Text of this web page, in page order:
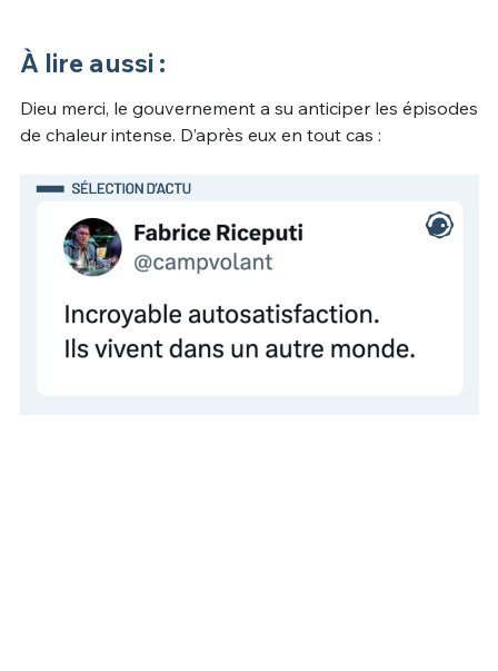
À lire aussi :
Dieu merci, le gouvernement a su anticiper les épisodes
de chaleur intense. D’après eux en tout cas :